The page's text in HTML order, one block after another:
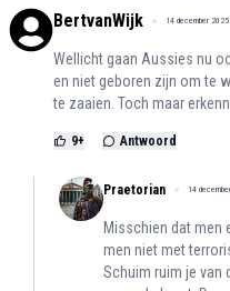
BertvanWijk 14 december
Wellicht gaan Aussies nu
en niet geboren zijn om te
te zaaien. Toch maar
9+ Antwoord
Praetorian 14
Misschien dat men
men niet met
Schuim ruim je van